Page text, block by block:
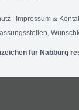
Impressum &
,
für Nabburg